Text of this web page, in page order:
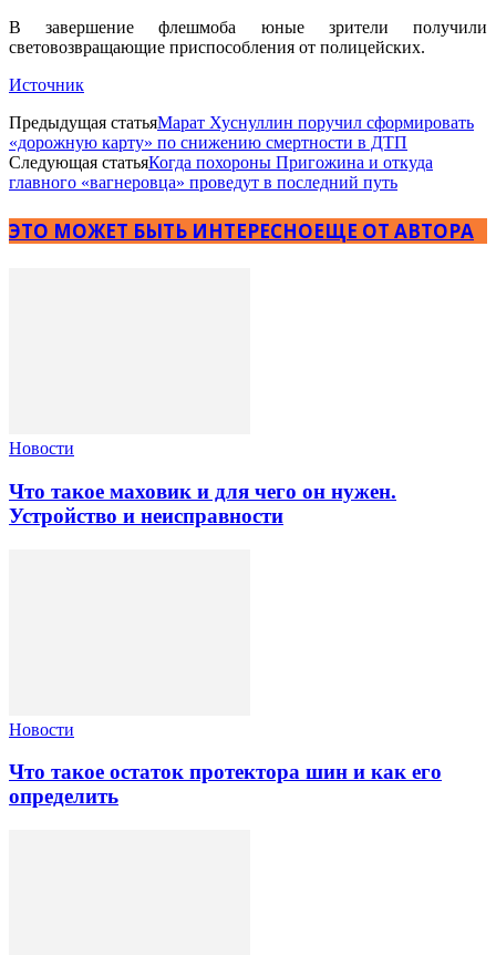
В завершение флешмоба юные зрители получили
световозвращающие приспособления от полицейских.
Источник
Предыдущая статьяМарат Хуснуллин поручил сформировать
«дорожную карту» по снижению смертности в ДТП
Следующая статьяКогда похороны Пригожина и откуда
главного «вагнеровца» проведут в последний путь
ЭТО МОЖЕТ БЫТЬ ИНТЕРЕСНОЕЩЕ ОТ АВТОРА
Новости
Что такое маховик и для чего он нужен.
Устройство и неисправности
Новости
Что такое остаток протектора шин и как его
определить